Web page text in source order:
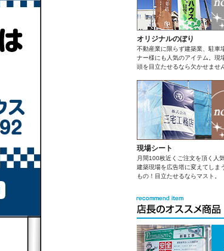
オリジナルのぼり
不動産業に限らず建築業、駐車
ナー様にも人気のアイテム。現
頭を目立たせるなら欠かせませ
現場シート
月間100枚近くご注文を頂く人気
建築現場を広告塔に変えてしま
もの！目立たせるならマスト。